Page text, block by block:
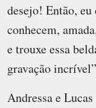
desejo! Então,
conhecem,
e trouxe essa
gravação
Andressa e